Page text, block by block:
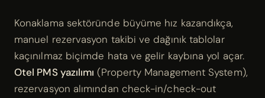
Konaklama sektöründe büyüme hız kazandıkça,
manuel rezervasyon takibi ve dağınık tablolar
kaçınılmaz biçimde hata ve gelir kaybına yol açar.
Otel PMS yazılımı (Property Management System),
rezervasyon alımından check-in/check-out